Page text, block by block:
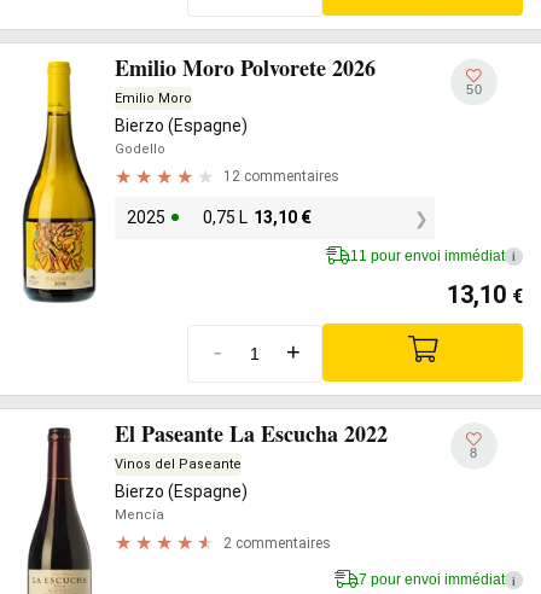
Emilio Moro Polvorete 2026
Emilio Moro
Bierzo (Espagne)
Godello
12 commentaires
2025 0,75 L 13,10 €
50
11 pour envoi immédiat i
13,10 €
- +
El Paseante La Escucha 2022
Vinos del Paseante
Bierzo (Espagne)
Mencía
2 commentaires
8
7 pour envoi immédiat i